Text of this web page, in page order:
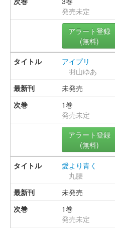
発売未定
アラート登録
(無料)
アイプリ
羽山ゆあ
未発売
1巻
発売未定
アラート登録
(無料)
愛より青く
丸腰
未発売
1巻
発売未定